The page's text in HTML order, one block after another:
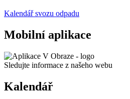
Kalendář svozu odpadu
Mobilní aplikace
Sledujte informace z našeho webu
Kalendář